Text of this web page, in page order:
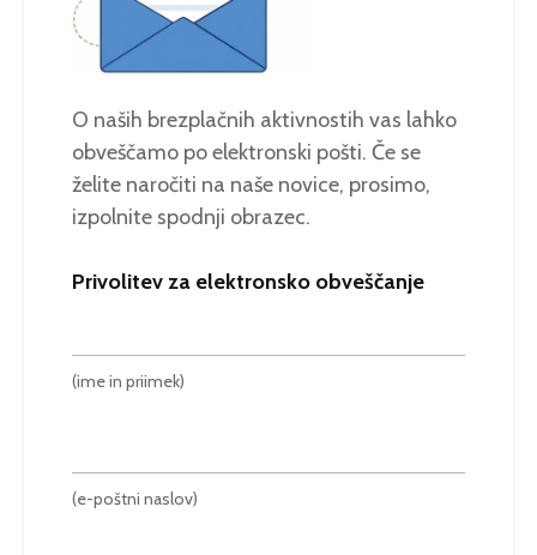
O naših brezplačnih aktivnostih vas lahko
obveščamo po elektronski pošti. Če se
želite naročiti na naše novice, prosimo,
izpolnite spodnji obrazec.
Privolitev za elektronsko obveščanje
(ime in priimek)
(e-poštni naslov)